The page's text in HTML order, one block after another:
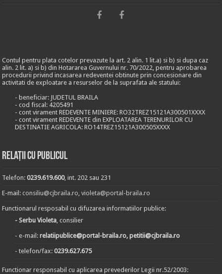
Contul pentru plata cotelor prevazute la art. 2 alin. 1 lit.a) si b) si dupa caz
alin. 2 lit. a) si b) din Hotararea Guvernului nr. 70/2022, pentru aprobarea
procedurii privind incasarea redeventei obtinute prin concesionare din
activitati de exploatare a resurselor de la suprafata ale statului:
- beneficiar: JUDETUL BRAILA
- cod fiscal: 4205491
- cont virament REDEVENTE MINIERE: RO32TREZ15121A300501XXXX
- cont virament REDEVENTE din EXPLOATAREA TERENURILOR CU
DESTINATIE AGRICOLA: RO14TREZ15121A300505XXXX
Relații cu publicul
Telefon:0239.619.600, int. 202 sau 231
E-mail:consiliu@cjbraila.ro,violeta@portal-braila.ro
Functionarul resposabil cu difuzarea informatiilor publice:
- Serbu Violeta, consilier
- e-mail:relatiipublice@portal-braila.ro, petitii@cjbraila.ro
- telefon/fax:0239.627.675
Functionar responsabil cu aplicarea prevederilor Legii nr.52/2003: